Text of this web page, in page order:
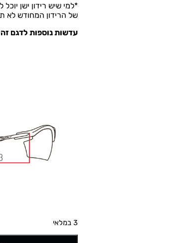
*למי שיש רידון ישן
של הרידון המחודש לא
עדשות נוספות לדגם
3 במלאי